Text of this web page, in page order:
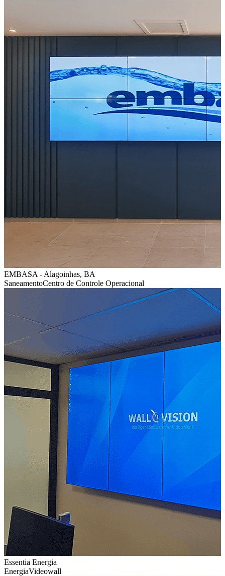
EMBASA - Alagoinhas, BA
SaneamentoCentro de Controle Operacional
Essentia Energia
EnergiaVideowall